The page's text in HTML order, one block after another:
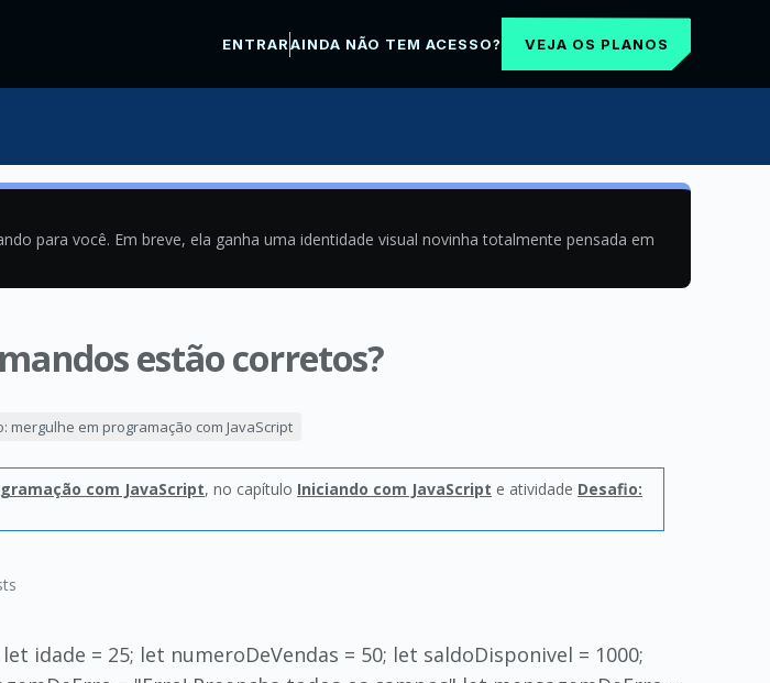
ENTRARAINDA NÃO TEM ACESSO? VEJA OS PLANOS
para você. Em breve, ela ganha uma identidade visual novinha totalmente pensada em
estão corretos?
mergulhe em programação com JavaScript
com JavaScript, no capítulo Iniciando com JavaScript e atividade Desafio:
idade = 25; let numeroDeVendas = 50; let saldoDisponivel = 1000;